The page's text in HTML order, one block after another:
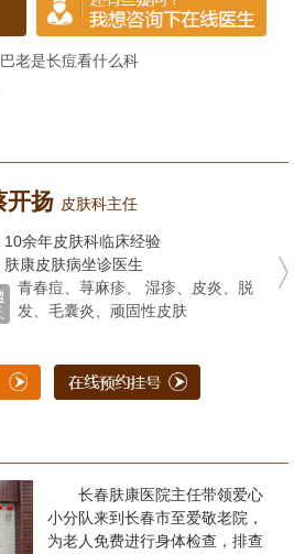
老是长痘看什么科
开扬 皮肤科主任
余年皮肤科临床经验
康皮肤病坐诊医生
青春痘、荨麻疹、 湿疹、皮炎、脱
发、毛囊炎、顽固性皮肤
长春肤康医院主任带领爱心
小分队来到长春市至爱敬老院，
为老人免费进行身体检查，排查